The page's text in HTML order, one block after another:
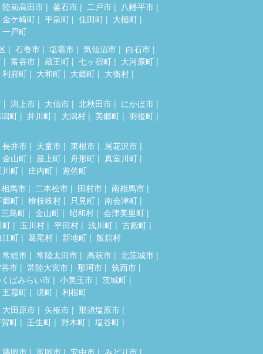
陸前高田市 釜石市 二戸市
八幡平市
金ケ崎町
平泉町 住田町
大槌町
一戸町
石巻市 塩竈市 気仙沼市
白石市
富谷市 蔵王町 七ヶ宿町
大河原町
利府町
大和町 大郷町 大衡村
潟上市 大仙市 北秋田市
にかほ市
町
井川町 大潟村 美郷町 羽後町
長井市 天童市 東根市
尾花沢市
金山町
最上町 舟形町
真室川町
川町
庄内町
遊佐町
相馬市
二本松市 田村市
南相馬市
郷町
檜枝岐村 只見町
南会津町
三島町
金山町 昭和村
会津美里町
町
玉川村 平田村 浅川町
古殿町
江町
葛尾村 新地町
飯舘村
常総市
常陸太田市 高萩市
北茨城市
市
常陸大宮市 那珂市
筑西市
ばみらい市
小美玉市
茨城町
五霞町
境町
利根町
大田原市
矢板市
那須塩原市
町
壬生町 野木町 塩谷町
藤岡市 富岡市 安中市
みどり市